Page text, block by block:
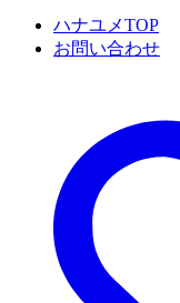
ハナユメTOP
お問い合わせ